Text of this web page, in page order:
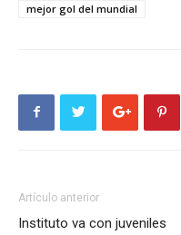
mejor gol del mundial
Artículo anterior
Instituto va con juveniles